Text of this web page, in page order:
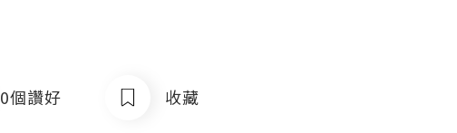
0個讚好 收藏